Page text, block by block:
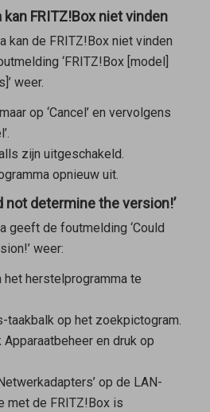
FRITZ!Box niet vinden
kan de FRITZ!Box niet vinden
‘FRITZ!Box [model]
weer.
op ‘Cancel’ en vervolgens
zijn uitgeschakeld.
opnieuw uit.
not determine the version!’
geeft de foutmelding ‘Could
weer:
het herstelprogramma te
taakbalk op het zoekpictogram.
Apparaatbeheeren druk op
op de LAN-
met de FRITZ!Box is